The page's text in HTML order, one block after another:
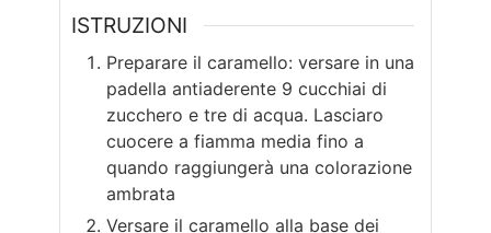
ISTRUZIONI
Preparare il caramello: versare in una
padella antiaderente 9 cucchiai di
zucchero e tre di acqua. Lasciaro
cuocere a fiamma media fino a
quando raggiungerà una colorazione
ambrata
Versare il caramello alla base dei